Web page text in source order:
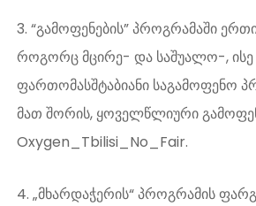
3. “გამოფენების” პროგრამაში
როგორც მცირე- და საშუალო-, ისე
ფართომასშტაბიანი საგამოფენო
მათ შორის, ყოველწლიური
Oxygen_Tbilisi_No_Fair.
4. „მხარდაჭერის“ პროგრამის